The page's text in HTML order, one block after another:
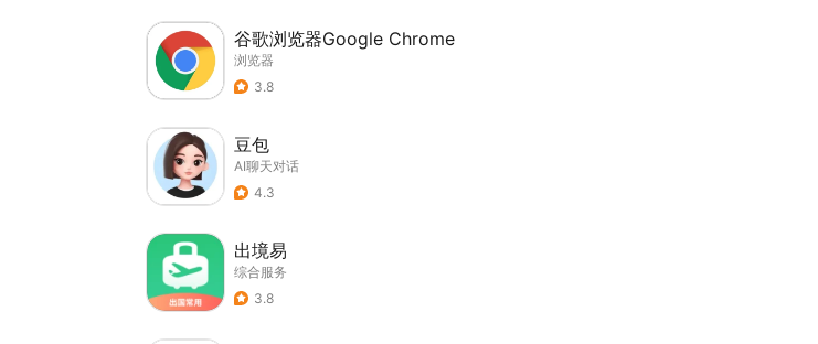
谷歌浏览器Google Chrome
浏览器
3.8
豆包
AI聊天对话
4.3
出境易
综合服务
3.8